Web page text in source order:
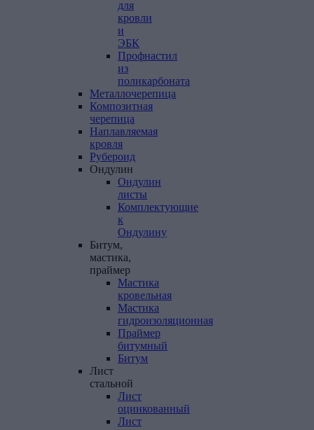
для
кровли
и
ЭБК
Профнастил
из
поликарбоната
Металлочерепица
Композитная
черепица
Наплавляемая
кровля
Рубероид
Ондулин
Ондулин
листы
Комплектующие
к
Ондулину
Битум,
мастика,
праймер
Мастика
кровельная
Мастика
гидроизоляционная
Праймер
битумный
Битум
Лист
стальной
Лист
оцинкованный
Лист